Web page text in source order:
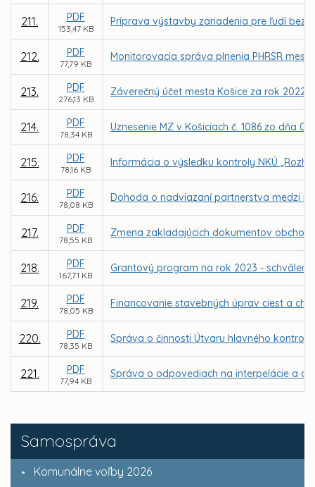
Samospráva
Komunálne voľby 2026
211. PDF
153,47 KB
Príprava výstavby zariadenia pre ľudí bez
212. PDF
77,79 KB
Monitorovacia správa plnenia PHRSR
213. PDF
276,13 KB
Záverečný účet mesta Košice za rok 2022
214. PDF
78,34 KB
Uznesenie MZ v Košiciach č. 1086 zo dňa
215. PDF
78,16 KB
Informácia o výsledku kontroly NKÚ
216. PDF
78,08 KB
Dohoda o nadviazaní partnerstva medzi
217. PDF
78,55 KB
Zmena zakladajúcich dokumentov
218. PDF
167,71 KB
Grantový program na rok 2023 -
219. PDF
78,05 KB
Financovanie stavebných úprav ciest a
220. PDF
78,35 KB
Správa o činnosti Útvaru hlavného
221. PDF
77,94 KB
Správa o odpovediach na interpelácie a